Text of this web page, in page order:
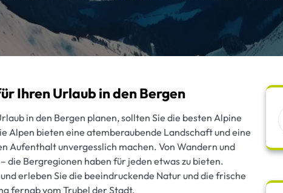
Ihren Urlaub in den Bergen
in den Bergen planen, sollten Sie die besten Alpine
Alpen bieten eine atemberaubende Landschaft und eine
Aufenthalt unvergesslich machen. Von Wandern und
die Bergregionen haben für jeden etwas zu bieten.
erleben Sie die beeindruckende Natur und die frische
fernab vom Trubel der Stadt.